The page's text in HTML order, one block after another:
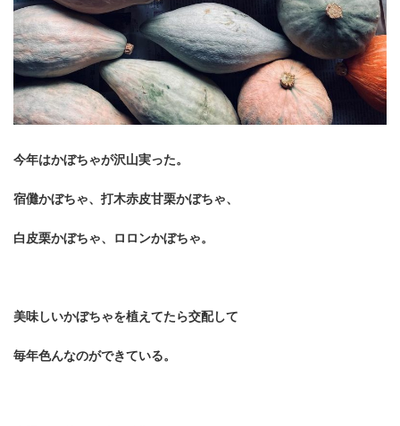
今年はかぼちゃが沢山実った。
宿儺かぼちゃ、打木赤皮甘栗かぼちゃ、
白皮栗かぼちゃ、ロロンかぼちゃ。
美味しいかぼちゃを植えてたら交配して
毎年色んなのができている。